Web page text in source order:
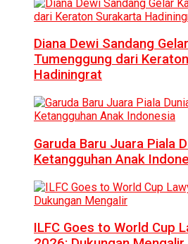
Diana Dewi Sandang
Tumenggung dari
Hadiningrat
Garuda Baru Juara Piala
Ketangguhan Anak
ILFC Goes to World Cup